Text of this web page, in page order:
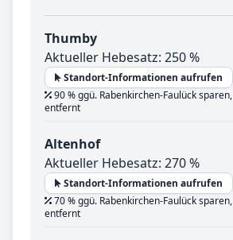
Thumby
Aktueller Hebesatz: 250 %
Standort-Informationen aufrufen
90 % ggü. Rabenkirchen-Faulück sparen,
entfernt
Altenhof
Aktueller Hebesatz: 270 %
Standort-Informationen aufrufen
70 % ggü. Rabenkirchen-Faulück sparen,
entfernt